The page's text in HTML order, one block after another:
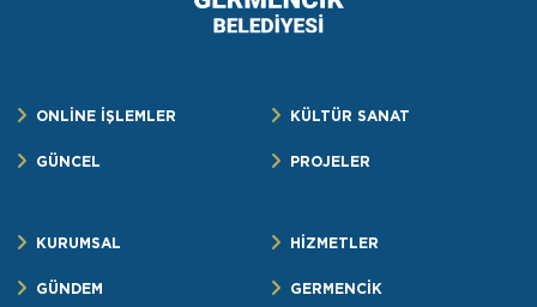
ONLİNE İŞLEMLER KÜLTÜR SANAT
GÜNCEL PROJELER
KURUMSAL HİZMETLER
GÜNDEM GERMENCİK